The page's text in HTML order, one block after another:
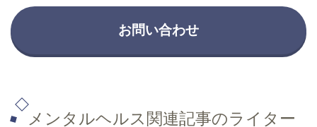
お問い合わせ
メンタルヘルス関連記事のライター